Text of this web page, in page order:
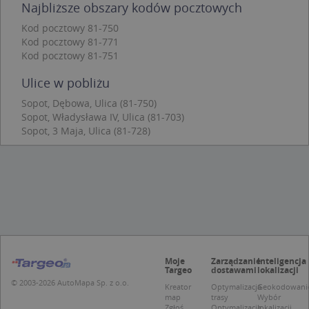
Najbliższe obszary kodów pocztowych
Kod pocztowy 81-750
Kod pocztowy 81-771
Kod pocztowy 81-751
Ulice w pobliżu
Sopot, Dębowa, Ulica (81-750)
Sopot, Władysława IV, Ulica (81-703)
Sopot, 3 Maja, Ulica (81-728)
© 2003-2026 AutoMapa Sp. z o.o.
Moje
Targeo
Kreator
map
Zarządzanie
dostawami
Optymalizacja
trasy
Inteligencja
lokalizacji
Wybór
Funkcjonalność
Niesklasyfikowane
Niezbędne pliki cookie umożliwiają korzystanie z
podstawowych funkcji strony internetowej, takich
jak logowanie użytkownika i zarządzanie kontem.
prawidłowo korzystać ze strony internetowej.
Nazwa
Provider
Domena
APPSESSID
to